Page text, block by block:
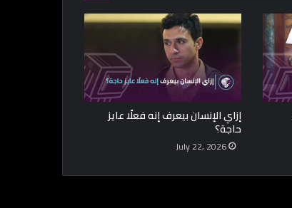
إزاي الإنسان بيعرف إنه فعلًا عايز
حاجة؟
July 22, 2026